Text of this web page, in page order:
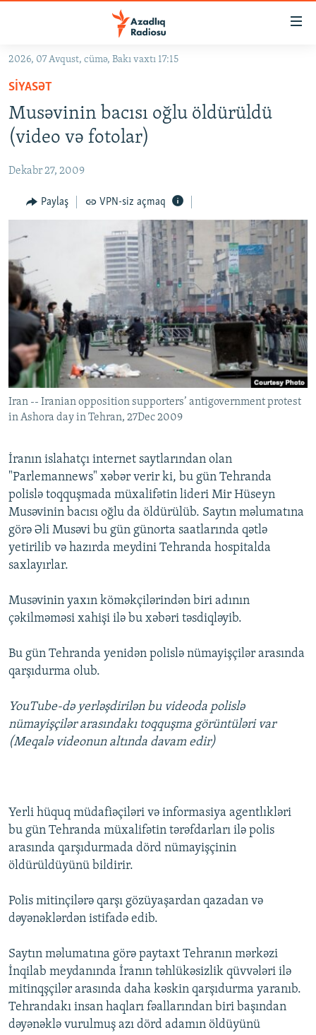
Əsas
qayıt
Əsas
naviqasiyaya
qayıt
Axtarışa
GÜNDƏM
KORRUPSIOMETR
#ƏSLINDƏ
FƏRQƏ BAX
QANUNI DOĞRU
MULTIMEDIA
VIDEO
FOTOQALEREYA
İNFOQRAFIKA
KARIKATURA
RADIO ARXIV
OXU ZALI
AZƏRBAYCAN ƏDƏBIYYATI KITABXANASI
İSLAM VƏ DEMOKRATIYA
İZ - MƏDƏNIYYƏT PROQRAMI
HAQQIMIZDA
MISSIYAMIZ
PEŞƏ ETIKASI VƏ JURNALISTIKA STANDARTLARIMIZ
MATERIALLARIMIZDAN ISTIFADƏ
AZADLIQRADIOSU MOBIL TELEFONUNUZDA
XƏBƏR BÜLLETENLƏRIMIZ
BIZI IZLƏ
RFE/RL-in bütün saytları
2026, 07 Avqust, cümə, Bakı vaxtı 17:15
SIYASƏT
Musəvinin bacısı oğlu öldürüldü
(video və fotolar)
Dekabr 27, 2009
Paylaş VPN-siz açmaq
Iran -- Iranian opposition supporters’ antigovernment protest
in Ashora day in Tehran, 27Dec 2009
İranın islahatçı internet saytlarından olan
"Parlemannews" xəbər verir ki, bu gün Tehranda
polislə toqquşmada müxalifətin lideri Mir Hüseyn
Musəvinin bacısı oğlu da öldürülüb. Saytın məlumatına
görə Əli Musəvi bu gün günorta saatlarında qətlə
yetirilib və hazırda meydini Tehranda hospitalda
saxlayırlar.
Musəvinin yaxın köməkçilərindən biri adının
çəkilməməsi xahişi ilə bu xəbəri təsdiqləyib.
Bu gün Tehranda yenidən polislə nümayişçilər arasında
qarşıdurma olub.
YouTube-də yerləşdirilən bu videoda polislə
nümayişçilər arasındakı toqquşma görüntüləri var
(Meqalə videonun altında davam edir)
Yerli hüquq müdafiəçiləri və informasiya agentlıkləri
bu gün Tehranda müxalifətin tərəfdarları ilə polis
arasında qarşıdurmada dörd nümayişçinin
öldürüldüyünü bildirir.
Polis mitinçilərə qarşı gözüyaşardan qazadan və
dəyənəklərdən istifadə edib.
Saytın məlumatına görə paytaxt Tehranın mərkəzi
İnqilab meydanında İranın təhlükəsizlik qüvvələri ilə
mitinqşçilər arasında daha kəskin qarşıdurma yaranıb.
Tehrandakı insan haqları fəallarından biri başından
dəyənəklə vurulmuş azı dörd adamın öldüyünü